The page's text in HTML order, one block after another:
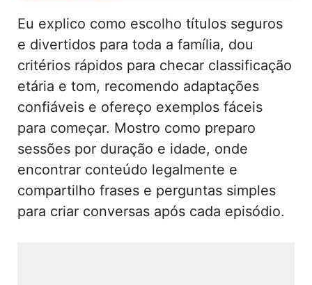
Eu explico como escolho títulos seguros
e divertidos para toda a família, dou
critérios rápidos para checar classificação
etária e tom, recomendo adaptações
confiáveis e ofereço exemplos fáceis
para começar. Mostro como preparo
sessões por duração e idade, onde
encontrar conteúdo legalmente e
compartilho frases e perguntas simples
para criar conversas após cada episódio.